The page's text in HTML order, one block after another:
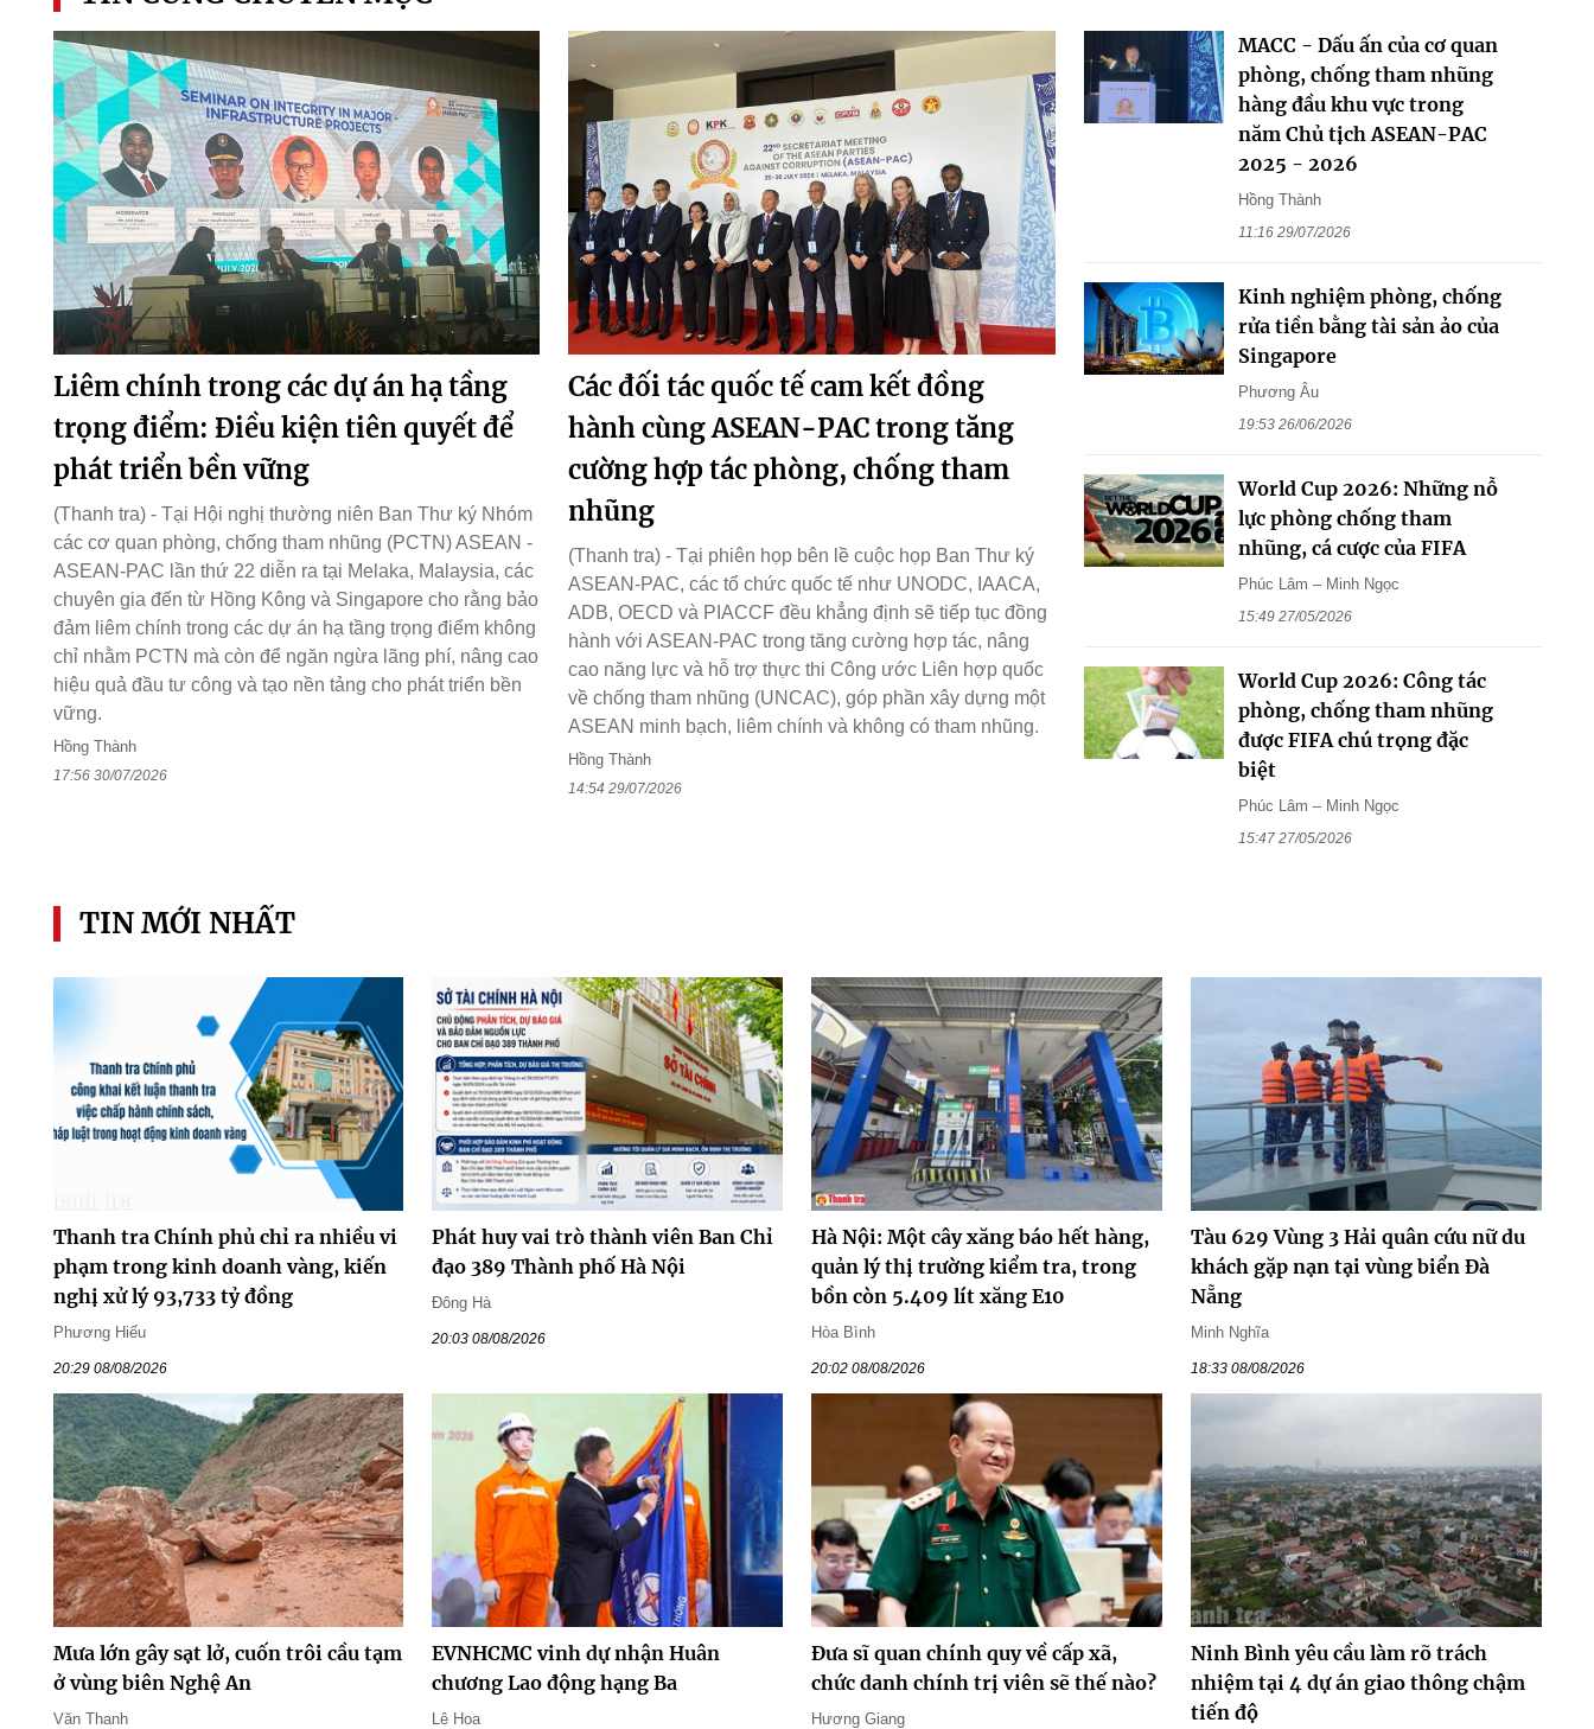
Liêm chính trong các dự án hạ tầng
trọng điểm: Điều kiện tiên quyết để
phát triển bền vững
(Thanh tra) - Tại Hội nghị thường niên Ban Thư ký Nhóm
các cơ quan phòng, chống tham nhũng (PCTN) ASEAN -
ASEAN-PAC lần thứ 22 diễn ra tại Melaka, Malaysia, các
chuyên gia đến từ Hồng Kông và Singapore cho rằng bảo
đảm liêm chính trong các dự án hạ tầng trọng điểm không
chỉ nhằm PCTN mà còn để ngăn ngừa lãng phí, nâng cao
hiệu quả đầu tư công và tạo nền tảng cho phát triển bền
vững.
Hồng Thành
17:56 30/07/2026
Các đối tác quốc tế cam kết đồng
hành cùng ASEAN-PAC trong tăng
cường hợp tác phòng, chống tham
nhũng
(Thanh tra) - Tại phiên họp bên lề cuộc họp Ban Thư ký
ASEAN-PAC, các tổ chức quốc tế như UNODC, IAACA,
ADB, OECD và PIACCF đều khẳng định sẽ tiếp tục đồng
hành với ASEAN-PAC trong tăng cường hợp tác, nâng
cao năng lực và hỗ trợ thực thi Công ước Liên hợp quốc
về chống tham nhũng (UNCAC), góp phần xây dựng một
ASEAN minh bạch, liêm chính và không có tham nhũng.
Hồng Thành
14:54 29/07/2026
MACC - Dấu ấn của cơ quan
phòng, chống tham nhũng
hàng đầu khu vực trong
năm Chủ tịch ASEAN-PAC
2025 - 2026
Hồng Thành
11:16 29/07/2026
Kinh nghiệm phòng, chống
rửa tiền bằng tài sản ảo của
Singapore
Phương Âu
19:53 26/06/2026
World Cup 2026: Những nỗ
lực phòng chống tham
nhũng, cá cược của FIFA
Phúc Lâm – Minh Ngọc
15:49 27/05/2026
World Cup 2026: Công tác
phòng, chống tham nhũng
được FIFA chú trọng đặc
biệt
Phúc Lâm – Minh Ngọc
15:47 27/05/2026
TIN MỚI NHẤT
Thanh tra Chính phủ chỉ ra nhiều vi
phạm trong kinh doanh vàng, kiến
nghị xử lý 93,733 tỷ đồng
Phương Hiếu
20:29 08/08/2026
Phát huy vai trò thành viên Ban Chỉ
đạo 389 Thành phố Hà Nội
Đông Hà
20:03 08/08/2026
Hà Nội: Một cây xăng báo hết hàng,
quản lý thị trường kiểm tra, trong
bồn còn 5.409 lít xăng E10
Hòa Bình
20:02 08/08/2026
Tàu 629 Vùng 3 Hải quân cứu nữ du
khách gặp nạn tại vùng biển Đà
Nẵng
Minh Nghĩa
18:33 08/08/2026
Mưa lớn gây sạt lở, cuốn trôi cầu tạm
ở vùng biên Nghệ An
Văn Thanh
EVNHCMC vinh dự nhận Huân
chương Lao động hạng Ba
Lê Hoa
Đưa sĩ quan chính quy về cấp xã,
chức danh chính trị viên sẽ thế nào?
Hương Giang
Ninh Bình yêu cầu làm rõ trách
nhiệm tại 4 dự án giao thông chậm
tiến độ